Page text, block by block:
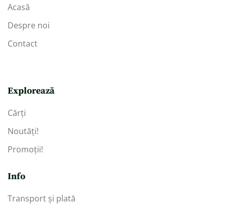
Acasă
Despre noi
Contact
Explorează
Cărți
Noutăți!
Promoții!
Info
Transport și plată